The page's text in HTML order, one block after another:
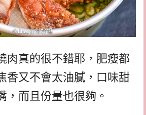
肉真的很不錯耶，肥瘦都
香又不會太油膩，口味甜
，而且份量也很夠。